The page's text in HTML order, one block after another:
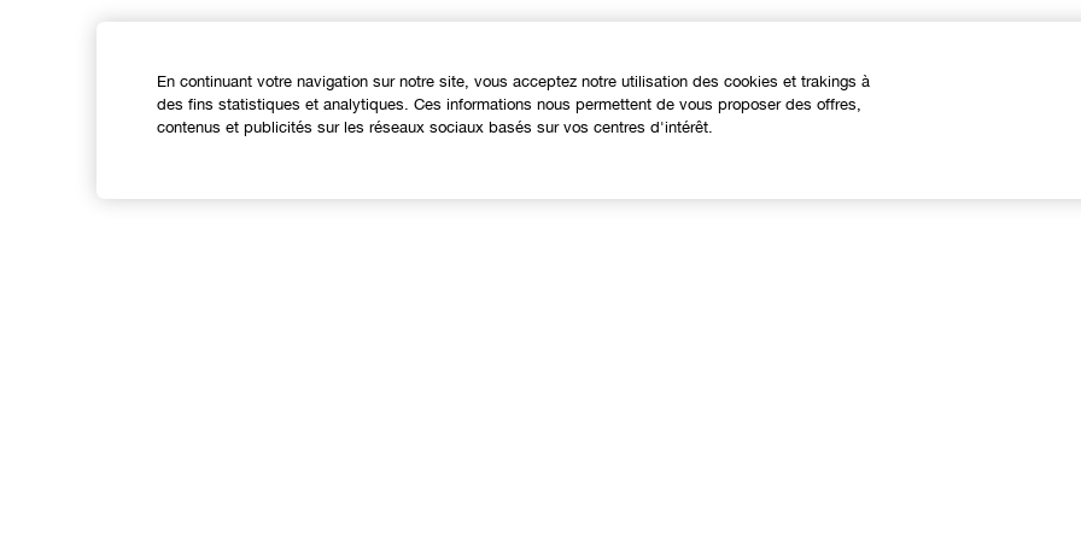
En continuant votre navigation sur notre site, vous acceptez notre utilisation des cookies et trakings à
des fins statistiques et analytiques. Ces informations nous permettent de vous proposer des offres,
contenus et publicités sur les réseaux sociaux basés sur vos centres d'intérêt.